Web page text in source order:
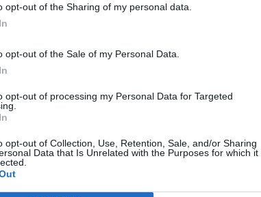
opt-out of the Sharing of my personal data.
opt-out of the Sale of my Personal Data.
opt-out of processing my Personal Data for Targeted
opt-out of Collection, Use, Retention, Sale, and/or Sharing
Data that Is Unrelated with the Purposes for which it
Τιμ Μπάρτον (22:00 OPEN TV)
εργαστήριο γλυκών στο οποίο δεν
πως δεν υπάρχει διάδοχη κατάσταση,
διασφαλίσει την επόμενη ημέρα. Ο Τσάρλι θα
το όνειρό του πραγματικότητα. Αρκεί να